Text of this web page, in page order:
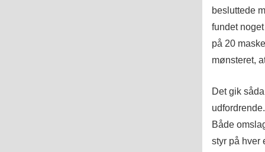
besluttede
fundet
på 20
mønsteret,
Det gik
Både
styr på hver